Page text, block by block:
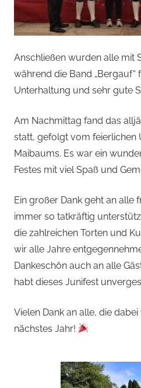
Anschließen wurden alle mit
während die Band „Bergauf“
Unterhaltung und sehr gute
Am Nachmittag fand das
statt, gefolgt vom feierlichen
Maibaums. Es war ein
Festes mit viel Spaß und
Ein großer Dank geht an alle
immer so tatkräftig
die zahlreichen Torten und
wir alle Jahre
Dankeschön auch an alle
habt dieses Junifest
Vielen Dank an alle, die
nächstes Jahr!